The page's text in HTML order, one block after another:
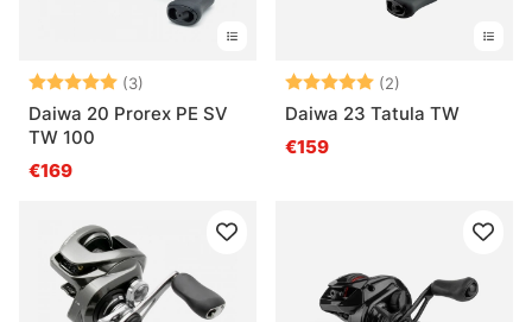
Bewertung:(3)
5.0 von 5 Sternen
Daiwa 20 Prorex PE SV
TW 100
€169
Bewertung:(2)
Daiwa 23 Tatula TW
€159